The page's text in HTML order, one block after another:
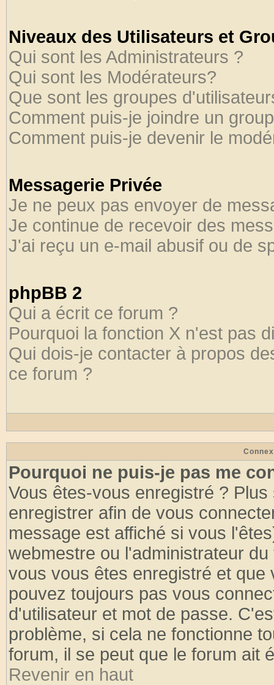
Niveaux des Utilisateurs et
Qui sont les Administrateurs ?
Qui sont les Modérateurs?
Que sont les groupes
Comment puis-je joindre un
Comment puis-je devenir le
Messagerie Privée
Je ne peux pas envoyer de
Je continue de recevoir des
J'ai reçu un e-mail abusif ou de
phpBB 2
Qui a écrit ce forum ?
Pourquoi la fonction X n'est pas
Qui dois-je contacter à propos
ce forum ?
Pourquoi ne puis-je pas me
Vous êtes-vous enregistré ?
enregistrer afin de vous
message est affiché si vous
webmestre ou l'administrateur
vous vous êtes enregistré et
pouvez toujours pas vous
d'utilisateur et mot de passe.
problème, si cela ne fonctionne
forum, il se peut que le forum ait
Revenir en haut